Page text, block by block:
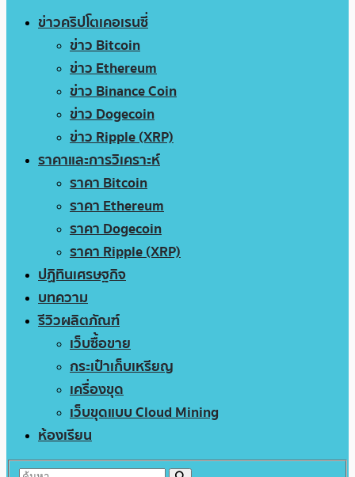
ข่าวคริปโตเคอเรนซี่
ข่าว Bitcoin
ข่าว Ethereum
ข่าว Binance Coin
ข่าว Dogecoin
ข่าว Ripple (XRP)
ราคาและการวิเคราะห์
ราคา Bitcoin
ราคา Ethereum
ราคา Dogecoin
ราคา Ripple (XRP)
ปฏิทินเศรษฐกิจ
บทความ
รีวิวผลิตภัณฑ์
เว็บซื้อขาย
กระเป๋าเก็บเหรียญ
เครื่องขุด
เว็บขุดแบบ Cloud Mining
ห้องเรียน